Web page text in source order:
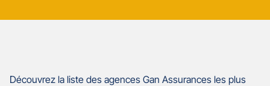
Découvrez la liste des agences Gan Assurances les plus